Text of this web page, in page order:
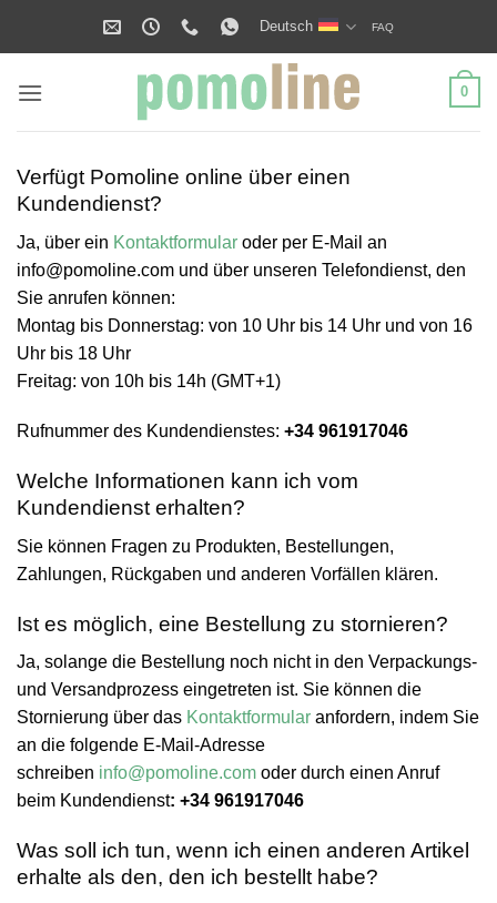
Deutsch FAQ
0
Verfügt Pomoline online über einen
Kundendienst?
Ja, über ein Kontaktformular oder per E-Mail an
info@pomoline.com und über unseren Telefondienst, den
Sie anrufen können:
Montag bis Donnerstag: von 10 Uhr bis 14 Uhr und von 16
Uhr bis 18 Uhr
Freitag: von 10h bis 14h (GMT+1)
Rufnummer des Kundendienstes: +34 961917046
Welche Informationen kann ich vom
Kundendienst erhalten?
Sie können Fragen zu Produkten, Bestellungen,
Zahlungen, Rückgaben und anderen Vorfällen klären.
Ist es möglich, eine Bestellung zu stornieren?
Ja, solange die Bestellung noch nicht in den Verpackungs-
und Versandprozess eingetreten ist. Sie können die
Stornierung über das Kontaktformular anfordern, indem Sie
an die folgende E-Mail-Adresse
schreiben info@pomoline.com oder durch einen Anruf
beim Kundendienst: +34 961917046
Was soll ich tun, wenn ich einen anderen Artikel
erhalte als den, den ich bestellt habe?